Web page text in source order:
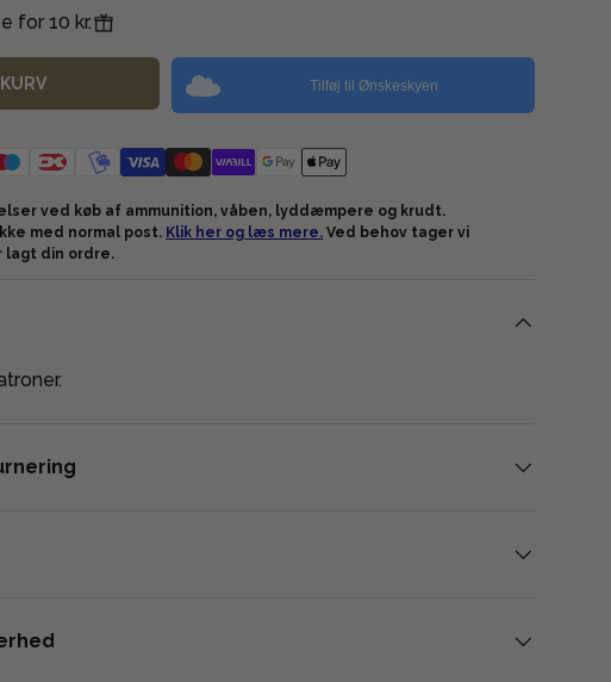
for 10 kr.
Tilføj til Ønskeskyen
ved køb af ammunition, våben, lyddæmpere og krudt.
med normal post. Klik her og læs mere. Ved behov tager vi
lagt din ordre.